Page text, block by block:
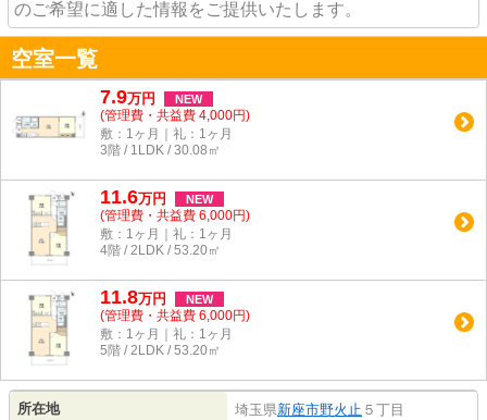
のご希望に適した情報をご提供いたします。
空室一覧
7.9万円 NEW
(管理費・共益費 4,000円)
敷：1ヶ月｜礼：1ヶ月
3階 / 1LDK / 30.08㎡
11.6万円 NEW
(管理費・共益費 6,000円)
敷：1ヶ月｜礼：1ヶ月
4階 / 2LDK / 53.20㎡
11.8万円 NEW
(管理費・共益費 6,000円)
敷：1ヶ月｜礼：1ヶ月
5階 / 2LDK / 53.20㎡
所在地 埼玉県新座市野火止 ５丁目